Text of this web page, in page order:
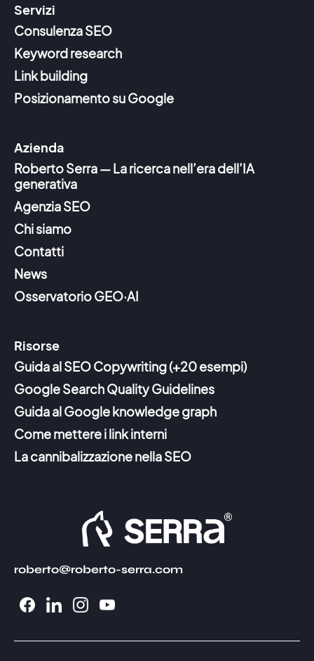
Servizi
Consulenza SEO
Keyword research
Link building
Posizionamento su Google
Azienda
Roberto Serra — La ricerca nell’era dell’IA
generativa
Agenzia SEO
Chi siamo
Contatti
News
Osservatorio GEO·AI
Risorse
Guida al SEO Copywriting (+20 esempi)
Google Search Quality Guidelines
Guida al Google knowledge graph
Come mettere i link interni
La cannibalizzazione nella SEO
roberto@roberto-serra.com